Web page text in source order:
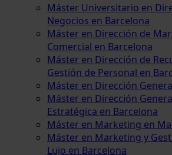
Máster Universitario en
Negocios en Barcelona
Máster en Dirección de
Comercial en Barcelona
Máster en Dirección de
Gestión de Personal en
Máster en Dirección
Máster en Dirección
Estratégica en Barcelona
Máster en Marketing en
Máster en Marketing y
Lujo en Barcelona